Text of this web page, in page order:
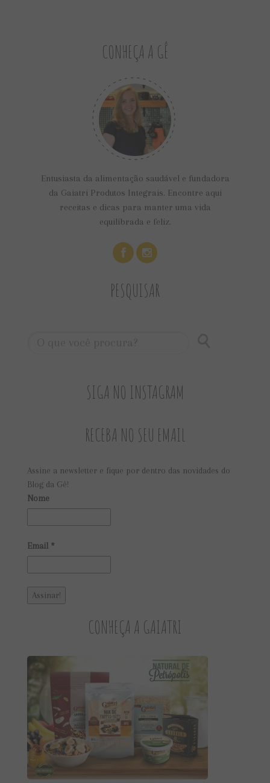
CONHEÇA A GÊ
Entusiasta da alimentação saudável e fundadora
da Gaiatri Produtos Integrais. Encontre aqui
receitas e dicas para manter uma vida
equilibrada e feliz.
PESQUISAR
SIGA NO INSTAGRAM
RECEBA NO SEU EMAIL
Assine a newsletter e fique por dentro das novidades do
Blog da Gê!
Nome
Email *
CONHEÇA A GAIATRI